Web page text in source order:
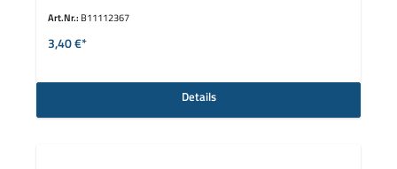
Art.Nr.: B11112367
3,40 €*
Details